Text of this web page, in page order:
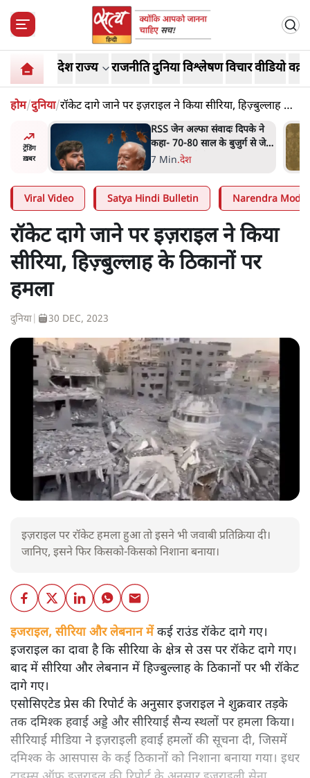
देशराज्य राजनीतिदुनियाविश्लेषणविचारवीडियो
होम/दुनिया/रॉकेट दागे जाने पर इज़राइल ने किया सीरिया, हिज़्बुल्लाह के
ठिकानों पर हमला
ट्रेंडिंग
ख़बर
ने
से जेन
'गूंगी गुड़िया' वाले तंज पर एनसीपी
ने कांग्रेस से पूछा- क्या आप इंदिरा
गांधी का अपमान सही मानते हैं?
5 Min.महाराष्ट्र
Viral Video Satya Hindi Bulletin Narendra Modi
रॉकेट दागे जाने पर इज़राइल ने किया
सीरिया, हिज़्बुल्लाह के ठिकानों पर
हमला
दुनिया 30 DEC, 2023
इज़राइल पर रॉकेट हमला हुआ तो इसने भी जवाबी प्रतिक्रिया दी।
जानिए, इसने फिर किसको-किसको निशाना बनाया।
इजराइल, सीरिया और लेबनान में कई राउंड रॉकेट दागे गए।
इजराइल का दावा है कि सीरिया के क्षेत्र से उस पर रॉकेट दागे गए।
बाद में सीरिया और लेबनान में हिज्बुल्लाह के ठिकानों पर भी रॉकेट
दागे गए।
एसोसिएटेड प्रेस की रिपोर्ट के अनुसार इजराइल ने शुक्रवार तड़के
तक दमिश्क हवाई अड्डे और सीरियाई सैन्य स्थलों पर हमला किया।
सीरियाई मीडिया ने इज़राइली हवाई हमलों की सूचना दी, जिसमें
दमिश्क के आसपास के कई ठिकानों को निशाना बनाया गया। इधर